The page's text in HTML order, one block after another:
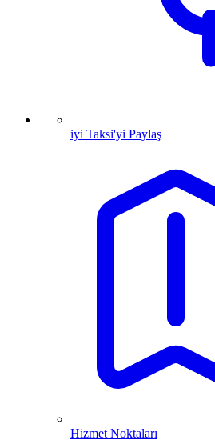
iyi Taksi'yi Paylaş
Hizmet Noktaları